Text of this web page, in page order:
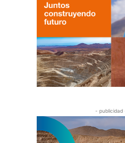
- publicidad